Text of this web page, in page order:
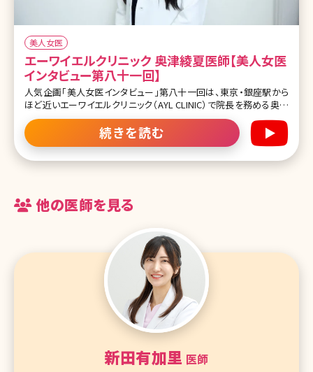
美人女医
エーワイエルクリニック 奥津綾夏医師【美人女医
インタビュー第八十一回】
人気企画「美人女医インタビュー」第八十一回は、東京・銀座駅から
ほど近いエーワイエルクリニック（AYL CLINIC）で院長を務める奥津
綾夏（おくつ あやか）先生です。 扉を開けると広がる、こだわり抜かれ
た絶妙な紫の空間と花。顔回りの外科手術をメインに据え、お顔全体
のバランスをトータルに任せられるのが奥津先生。なかでも、得意と
されているのは輪郭、口元、婦人科形成の3本柱。メスを使用する外
科施術
続きを読む
他の医師を見る
新田有加里 医師